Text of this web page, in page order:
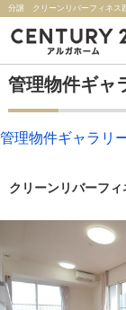
分譲 クリーンリバーフィネス
管理物件ギャ
管理物件ギャラリ
クリーンリバーフィ